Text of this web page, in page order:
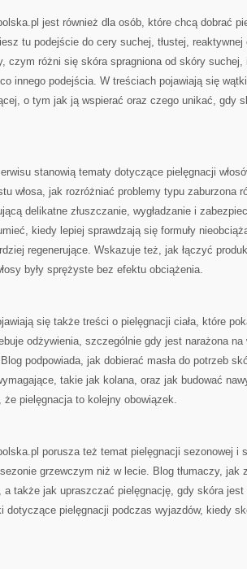
jest również dla osób, które chcą dobrać
tu podejście do cery suchej, tłustej,
czym różni się skóra spragniona od skóry
innego podejścia. W treściach pojawiają się
o tym jak ją wspierać oraz czego unikać, gdy
stanowią tematy dotyczące pielęgnacji
włosa, jak rozróżniać problemy typu zaburzona
delikatne złuszczanie, wygładzanie i
kiedy lepiej sprawdzają się formuły
regenerujące. Wskazuje też, jak łączyć
były sprężyste bez efektu obciążenia.
się także treści o pielęgnacji ciała, które
odżywienia, szczególnie gdy jest narażona
podpowiada, jak dobierać masła do potrzeb
takie jak kolana, oraz jak budować
że pielęgnacja to kolejny obowiązek.
porusza też temat pielęgnacji sezonowej i
grzewczym niż w lecie. Blog tłumaczy, jak
a także jak upraszczać pielęgnację, gdy skóra
dotyczące pielęgnacji podczas wyjazdów, kiedy